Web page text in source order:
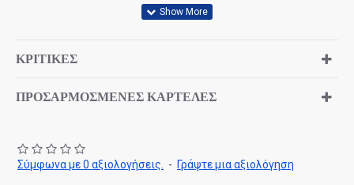
ΚΡΙΤΙΚΈΣ
ΠΡΟΣΑΡΜΟΣΜΈΝΕΣ ΚΑΡΤΈΛΕΣ
Σύμφωνα με 0 αξιολογήσεις. - Γράψτε μια αξιολόγηση